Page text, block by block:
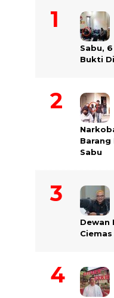
Sabu,
Bukti
Sabu
Dewan